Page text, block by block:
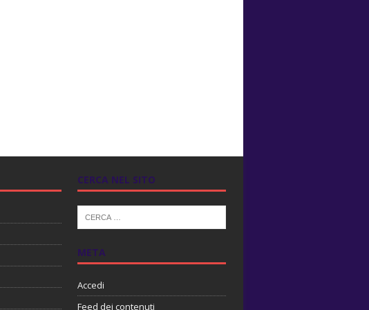
CERCA NEL SITO
META
Accedi
Feed dei contenuti